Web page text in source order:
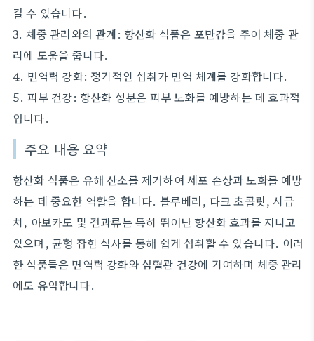
길 수 있습니다.
3. 체중 관리와의 관계: 항산화 식품은 포만감을 주어 체중 관
리에 도움을 줍니다.
4. 면역력 강화: 정기적인 섭취가 면역 체계를 강화합니다.
5. 피부 건강: 항산화 성분은 피부 노화를 예방하는 데 효과적
입니다.
주요 내용 요약
항산화 식품은 유해 산소를 제거하여 세포 손상과 노화를 예방
하는 데 중요한 역할을 합니다. 블루베리, 다크 초콜릿, 시금
치, 아보카도 및 견과류는 특히 뛰어난 항산화 효과를 지니고
있으며, 균형 잡힌 식사를 통해 쉽게 섭취할 수 있습니다. 이러
한 식품들은 면역력 강화와 심혈관 건강에 기여하며 체중 관리
에도 유익합니다.